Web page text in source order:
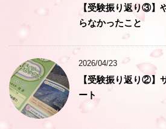
【受験振り返り③】
らなかったこと
2026/04/23
【受験振り返り②】
ート